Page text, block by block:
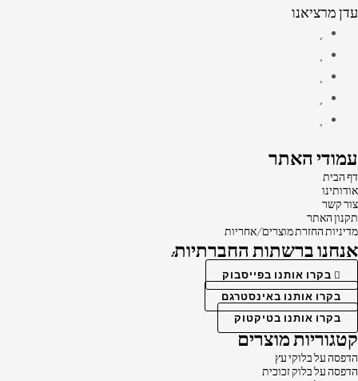
עדן מרציאנו
עמודי האתר
דף הבית
אודותינו
צור קשר
תקנון האתר
מדיניות החזרת מוצרים/אחריות
אנחנו ברשתות החברתיות:
בקרו אותנו בפייסבוק
בקרו אותנו באינסטרגם
בקרו אותנו בטיקטוק
קטגוריות מוצרים
הדפסה על בלוקי עץ
הדפסה על בלוק זכוכית